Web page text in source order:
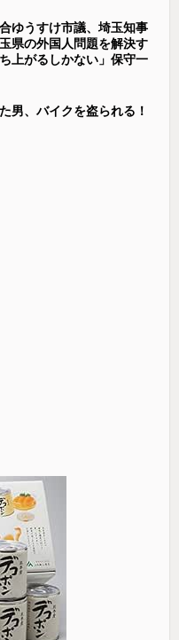
ゆうすけ市議、埼玉知事
県の外国人問題を解決す
上がるしかない」保守一
男、バイクを盗られる！